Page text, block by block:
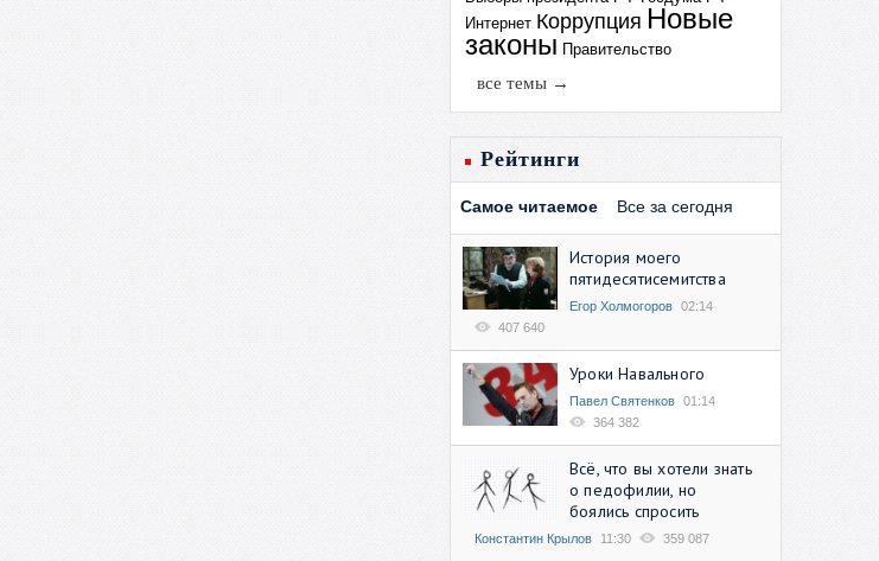
Интернет Коррупция Новые
законы Правительство
все темы →
Рейтинги
Самое читаемое Все за сегодня
История моего
пятидесятисемитства
Егор Холмогоров 02:14
407 640
Уроки Навального
Павел Святенков 01:14
364 382
Всё, что вы хотели знать
о педофилии, но
боялись спросить
Константин Крылов 11:30 359 087